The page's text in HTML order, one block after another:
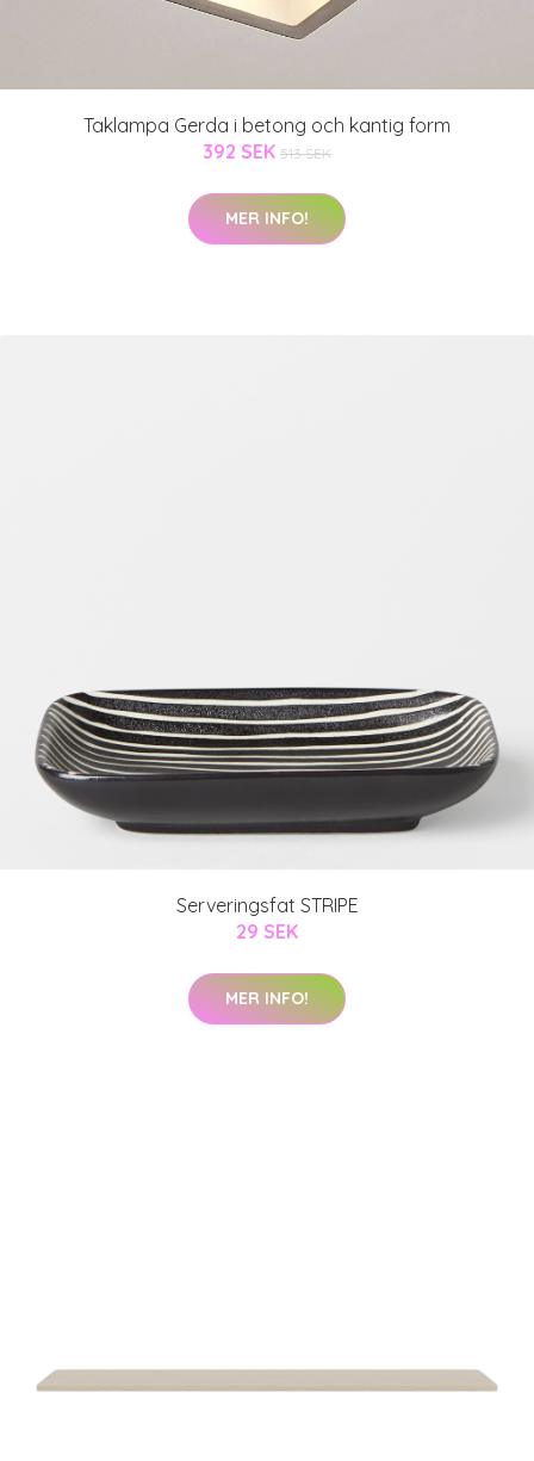
Taklampa Gerda i betong och kantig form
392 SEK 513 SEK
MER INFO!
Serveringsfat STRIPE
29 SEK
MER INFO!